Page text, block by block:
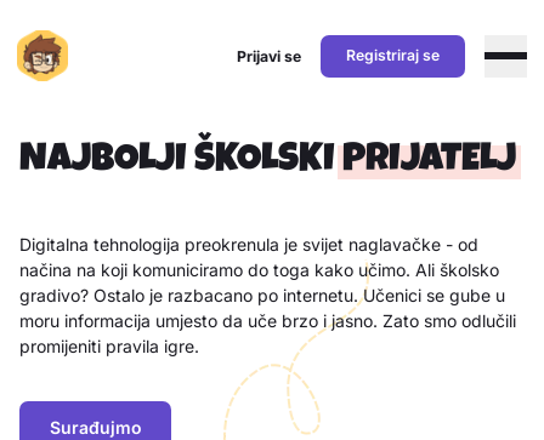
Prijavi se Registriraj se
NAJBOLJI ŠKOLSKI PRIJATELJ
Digitalna tehnologija preokrenula je svijet naglavačke - od
načina na koji komuniciramo do toga kako učimo. Ali školsko
gradivo? Ostalo je razbacano po internetu. Učenici se gube u
moru informacija umjesto da uče brzo i jasno. Zato smo odlučili
promijeniti pravila igre.
Surađujmo